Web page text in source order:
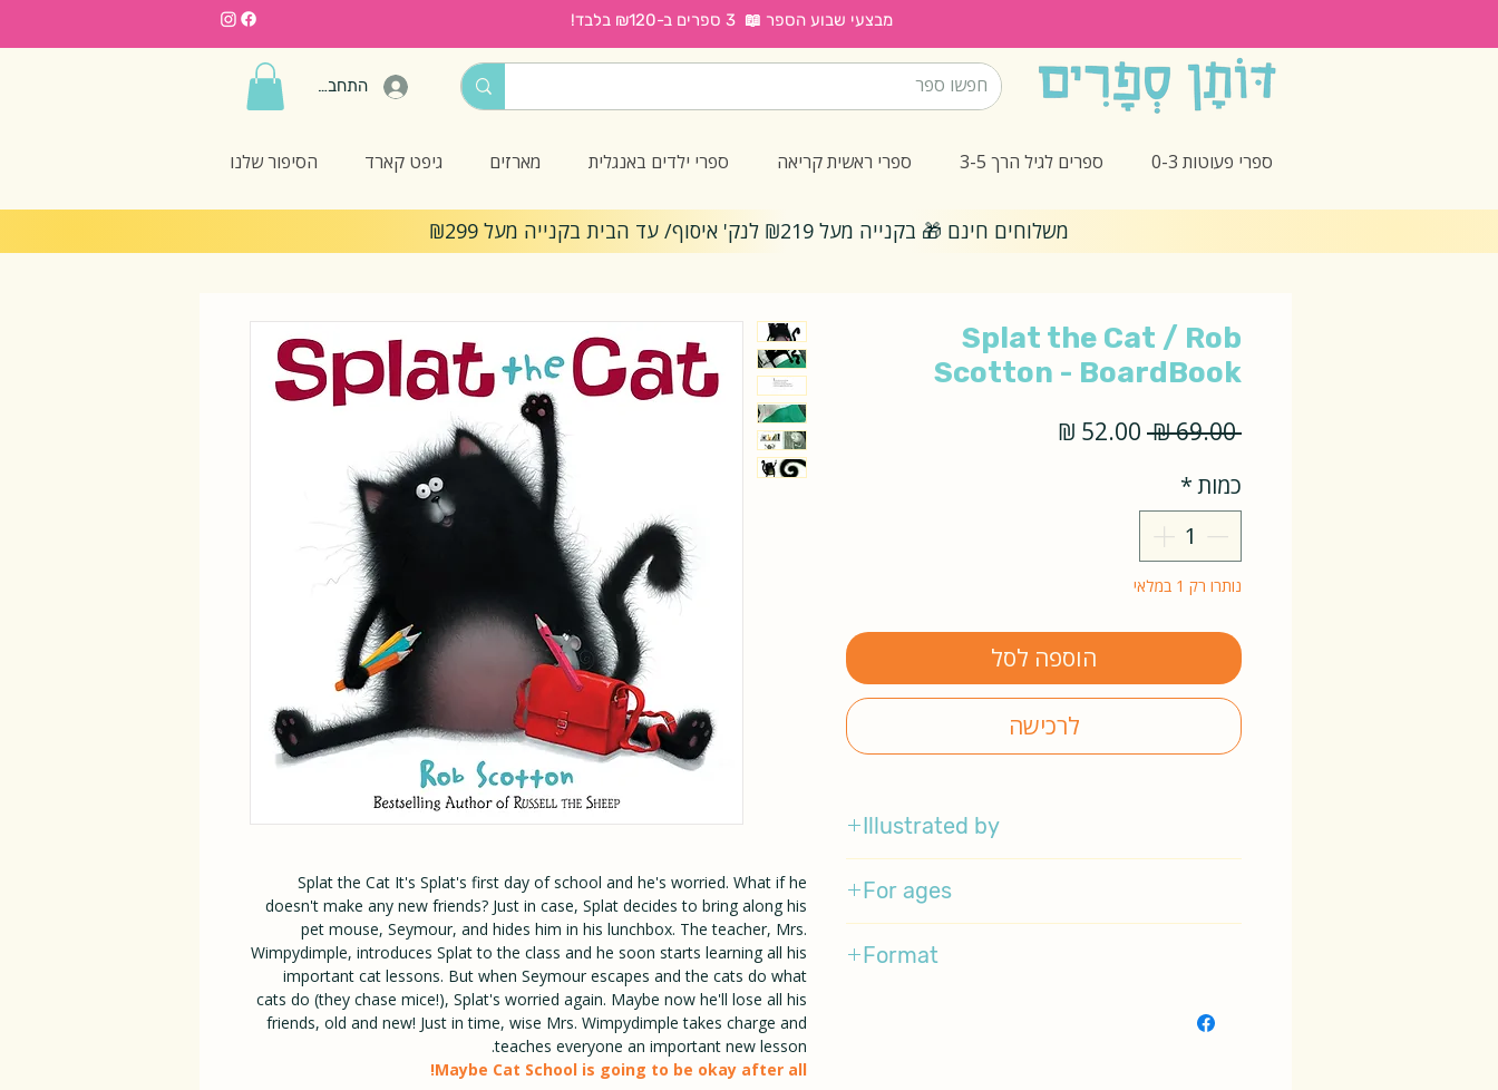
מבצעי שבוע הספר 📖 3 ספרים ב-₪120 בלבד!
התחברות
ספרי פעוטות 0-3 ספרים לגיל הרך 3-5 ספרי ראשית קריאה ספרי ילדים באנגלית מארזים גיפט קארד הסיפור שלנו
משלוחים חינם 🎁 בקנייה מעל ₪219 לנק' איסוף/ עד הבית בקנייה מעל ₪299
Splat the Cat It's Splat's first day of school and he's worried. What if he
doesn't make any new friends? Just in case, Splat decides to bring along his
pet mouse, Seymour, and hides him in his lunchbox. The teacher, Mrs.
Wimpydimple, introduces Splat to the class and he soon starts learning all his
important cat lessons. But when Seymour escapes and the cats do what
cats do (they chase mice!), Splat's worried again. Maybe now he'll lose all his
friends, old and new! Just in time, wise Mrs. Wimpydimple takes charge and
teaches everyone an important new lesson.
Maybe Cat School is going to be okay after all!
Splat the Cat / Rob
Scotton - BoardBook
‏69.00 ‏₪
מחיר
כמות*
נותרו רק 1 במלאי
הוספה לסל
לרכישה
Illustrated by
For ages
Format